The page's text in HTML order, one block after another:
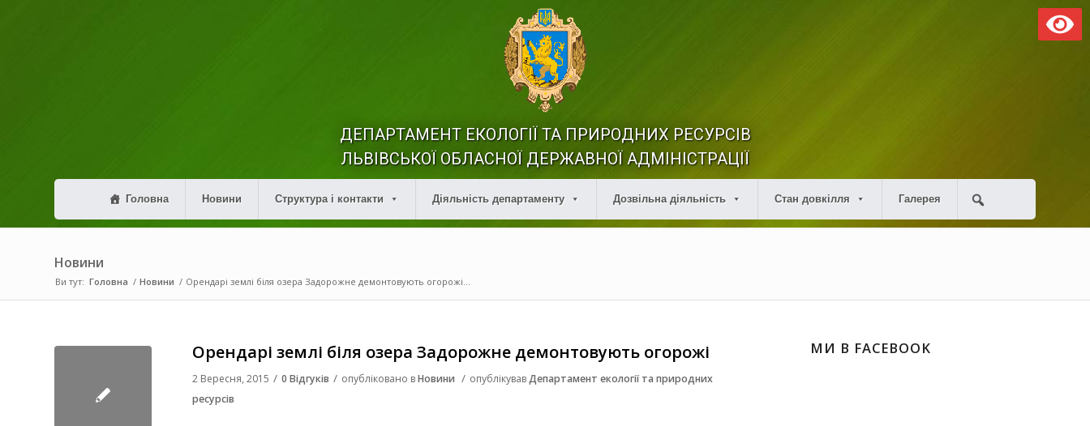
ДЕПАРТАМЕНТ ЕКОЛОГІЇ ТА ПРИРОДНИХ РЕСУРСІВ
ЛЬВІВСЬКОЇ ОБЛАСНОЇ ДЕРЖАВНОЇ АДМІНІСТРАЦІЇ
Головна Новини Структура і контакти Діяльність департаменту Дозвільна діяльність Стан довкілля Галерея
Новини
Ви тут: Головна / Новини / Орендарі землі біля озера Задорожне демонтовують огорожі...
Орендарі землі біля озера Задорожне демонтовують огорожі
2 Вересня, 2015 / 0 Відгуків / опубліковано вНовини / опублікувавДепартамент екології та природних
ресурсів
МИ В FACEBOOK